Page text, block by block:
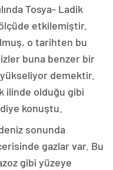
Tosya- Ladik
etkilemiştir.
o tarihten bu
buna benzer bir
demektir.
ilinde olduğu gibi
konuştu.
sonunda
gazlar var. Bu
gibi yüzeye